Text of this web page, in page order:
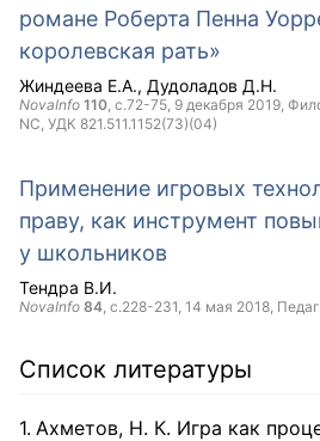
романе Роберта Пенна
королевская рать»
Жиндеева Е.А. Дудоладов Д.Н.
NovaInfo 110, с.72-75, 9 декабря 2019,
NC, УДК 821.511.1152(73)(04)
Применение игровых
праву, как инструмент
у школьников
Тендра В.И.
NovaInfo 84, с.228-231, 14 мая 2018,
Список литературы
Ахметов, Н. К. Игра как